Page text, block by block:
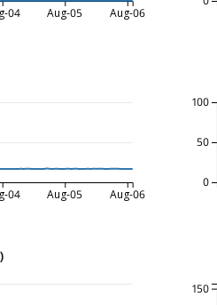
04 Aug-05 Aug-06
04 Aug-05 Aug-06
0
50
100
150